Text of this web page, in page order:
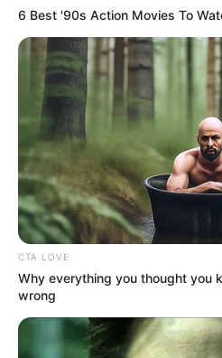
อ.
เนื้อหาที่ได้รับการโปรโมต
6 Best '90s Action Movies To
CTA LOVE
Why everything you thought you
wrong